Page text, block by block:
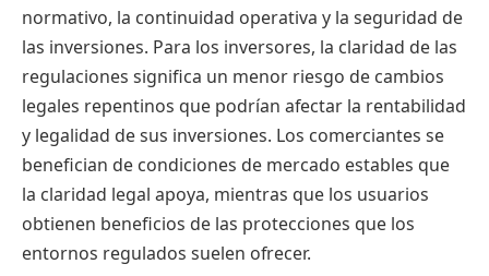
normativo, la continuidad operativa y la seguridad de
las inversiones. Para los inversores, la claridad de las
regulaciones significa un menor riesgo de cambios
legales repentinos que podrían afectar la rentabilidad
y legalidad de sus inversiones. Los comerciantes se
benefician de condiciones de mercado estables que
la claridad legal apoya, mientras que los usuarios
obtienen beneficios de las protecciones que los
entornos regulados suelen ofrecer.